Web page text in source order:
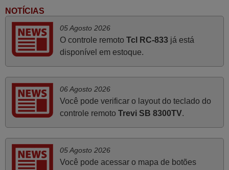
origem mas trabalha bem, obrigada!..
Abril 2025
O comando veio bem embrulhado e protegido. Fez logo a
emparelhamento com a televisão, sem problemas.
Funciona na perfeição. Recomendo vivamente este
produto e este site.
NOTÍCIAS
05 Agosto 2026
O controle remoto Tcl RC-833já está
disponível em estoque.
06 Agosto 2026
Você pode verificar o layout do teclado do
controle remoto Trevi SB 8300TV.
05 Agosto 2026
Você pode acessar o mapa de botões